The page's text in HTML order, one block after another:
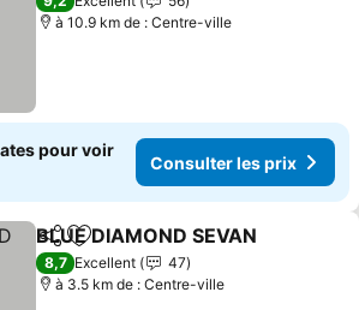
à 10.9 km de : Centre-ville
pour voir
Consulter les prix
PartagerAjouter à mes favoris
BLUE DIAMOND SEVAN
8,7 Excellent
47
à 3.5 km de : Centre-ville